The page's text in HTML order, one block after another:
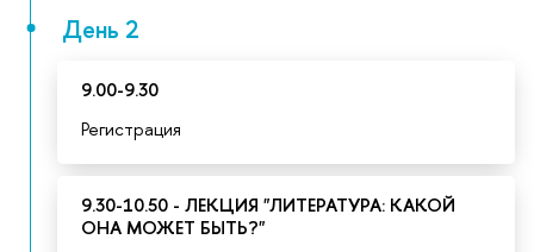
День 2
9.00-9.30
Регистрация
9.30-10.50 - ЛЕКЦИЯ "ЛИТЕРАТУРА: КАКОЙ
ОНА МОЖЕТ БЫТЬ?"